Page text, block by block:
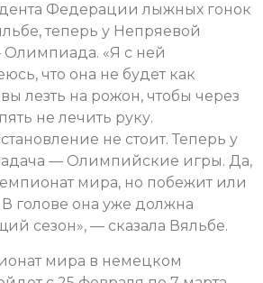
Федерации лыжных гонок
теперь у Непряевой
Олимпиада. «Я с ней
что она не будет как
лезть на рожон, чтобы через
не лечить руку.
не стоит. Теперь у
— Олимпийские игры. Да,
мира, но побежит или
голове она уже должна
сезон», — сказала Вяльбе.
мира в немецком